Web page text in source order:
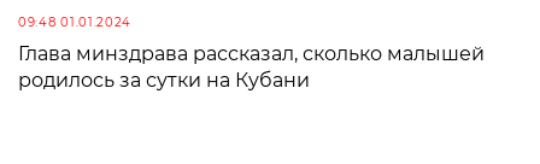
09:48 01.01.2024
Глава минздрава рассказал, сколько малышей
родилось за сутки на Кубани